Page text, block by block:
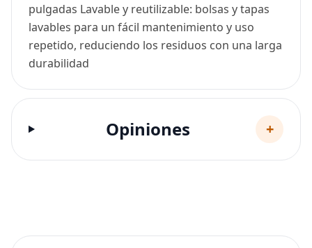
pulgadas Lavable y reutilizable: bolsas y tapas
lavables para un fácil mantenimiento y uso
repetido, reduciendo los residuos con una larga
durabilidad
Opiniones +